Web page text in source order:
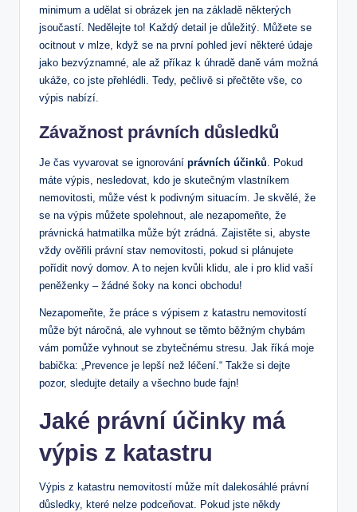
minimum a udělat⁢ si obrázek jen na základě ​některých
jsoučastí. Nedělejte​ to! Každý ‌detail je důležitý. Můžete se​
ocitnout v mlze, když se na první⁣ pohled jeví některé údaje
jako bezvýznamné, ale‍ až příkaz k ⁤úhradě daně vám možná⁢
ukáže, co jste přehlédli. Tedy, pečlivě⁤ si přečtěte vše,⁣ co
výpis ⁤nabízí.
Závažnost ‍právních důsledků
Je čas vyvarovat se ignorování právních účinků. Pokud
máte výpis, nesledovat, kdo je‍ skutečným vlastníkem
nemovitosti, může vést ⁣k podivným situacím.‍ Je skvělé, že
se na výpis můžete spolehnout, ale nezapomeňte, že
právnická hatmatilka ⁢může ​být ⁤zrádná. Zajistěte si, ​abyste
vždy ověřili právní stav nemovitosti, pokud si​ plánujete
pořídit nový domov. A⁤ to nejen kvůli⁤ klidu, ale i pro klid vaší
peněženky – žádné šoky na‍ konci obchodu!
Nezapomeňte, že práce s výpisem z ‍katastru nemovitostí
může být náročná, ale vyhnout se těmto⁢ běžným chybám
vám‍ pomůže vyhnout se zbytečnému⁢ stresu. Jak⁤ říká moje
babička: ⁢„Prevence je lepší než léčení.“ Takže‍ si dejte
pozor, ⁣sledujte detaily a všechno bude fajn!
Jaké právní účinky má
⁣výpis z katastru
Výpis ⁢z ​katastru nemovitostí může mít dalekosáhlé právní
důsledky, které nelze podceňovat. Pokud jste někdy